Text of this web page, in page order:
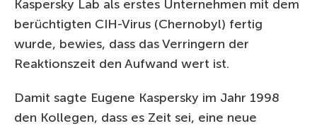
Kaspersky Lab als erstes Unternehmen mit dem
berüchtigten CIH-Virus (Chernobyl) fertig
wurde, bewies, dass das Verringern der
Reaktionszeit den Aufwand wert ist.
Damit sagte Eugene Kaspersky im Jahr 1998
den Kollegen, dass es Zeit sei, eine neue